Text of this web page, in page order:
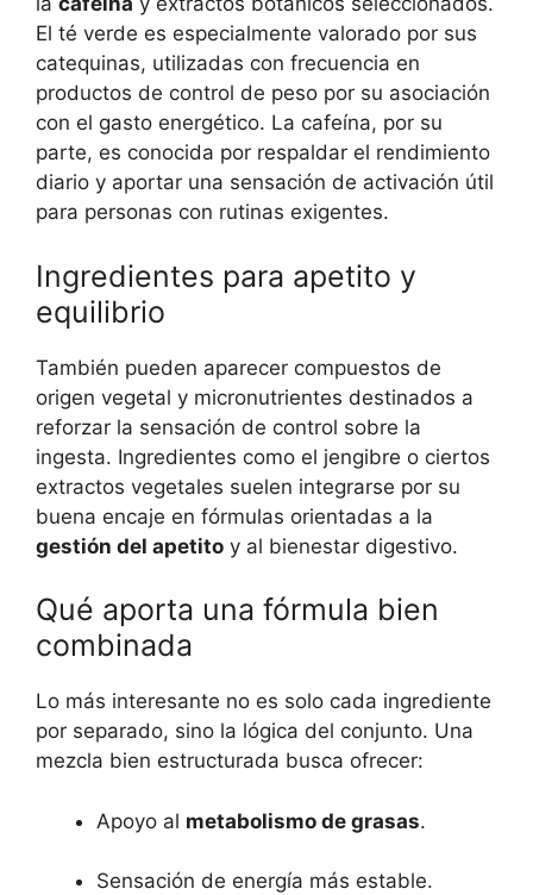
El té verde es especialmente valorado por sus
catequinas, utilizadas con frecuencia en
productos de control de peso por su asociación
con el gasto energético. La cafeína, por su
parte, es conocida por respaldar el rendimiento
diario y aportar una sensación de activación útil
para personas con rutinas exigentes.
Ingredientes para apetito y
equilibrio
También pueden aparecer compuestos de
origen vegetal y micronutrientes destinados a
reforzar la sensación de control sobre la
ingesta. Ingredientes como el jengibre o ciertos
extractos vegetales suelen integrarse por su
buena encaje en fórmulas orientadas a la
gestión del apetito y al bienestar digestivo.
Qué aporta una fórmula bien
combinada
Lo más interesante no es solo cada ingrediente
por separado, sino la lógica del conjunto. Una
mezcla bien estructurada busca ofrecer:
Apoyo al metabolismo de grasas.
Sensación de energía más estable.